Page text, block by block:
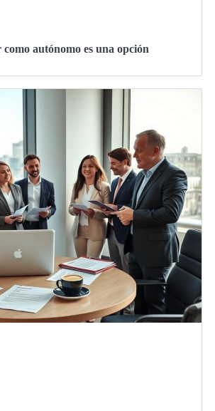
autónomo es una opción